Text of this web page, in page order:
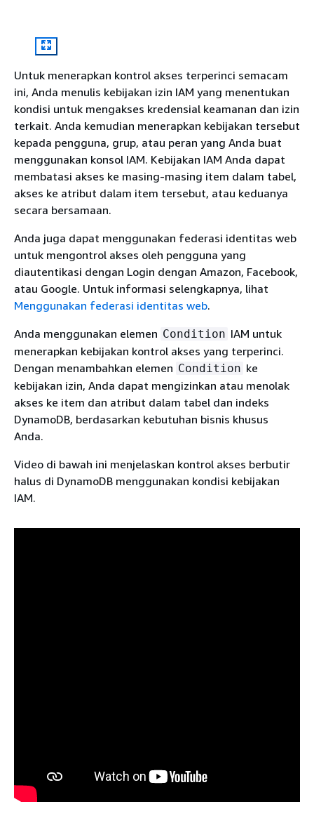
Untuk menerapkan kontrol akses terperinci semacam
ini, Anda menulis kebijakan izin IAM yang menentukan
kondisi untuk mengakses kredensial keamanan dan izin
terkait. Anda kemudian menerapkan kebijakan tersebut
kepada pengguna, grup, atau peran yang Anda buat
menggunakan konsol IAM. Kebijakan IAM Anda dapat
membatasi akses ke masing-masing item dalam tabel,
akses ke atribut dalam item tersebut, atau keduanya
secara bersamaan.
Anda juga dapat menggunakan federasi identitas web
untuk mengontrol akses oleh pengguna yang
diautentikasi dengan Login dengan Amazon, Facebook,
atau Google. Untuk informasi selengkapnya, lihat
Menggunakan federasi identitas web.
Anda menggunakan elemen Condition IAM untuk
menerapkan kebijakan kontrol akses yang terperinci.
Dengan menambahkan elemen Condition ke
kebijakan izin, Anda dapat mengizinkan atau menolak
akses ke item dan atribut dalam tabel dan indeks
DynamoDB, berdasarkan kebutuhan bisnis khusus
Anda.
Video di bawah ini menjelaskan kontrol akses berbutir
halus di DynamoDB menggunakan kondisi kebijakan
IAM.